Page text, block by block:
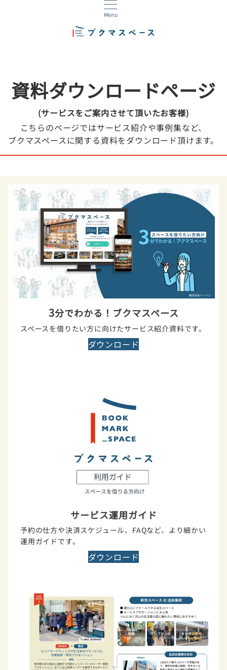
Menu
資料ダウンロードページ
(サービスをご案内させて頂いたお客様)
こちらのページではサービス紹介や事例集など、
ブクマスペースに関する資料をダウンロード頂けます。
3分でわかる！ブクマスペース
スペースを借りたい方に向けたサービス紹介資料です。
ダウンロード
サービス運用ガイド
予約の仕方や決済スケジュール、FAQなど、より細かい
運用ガイドです。
ダウンロード